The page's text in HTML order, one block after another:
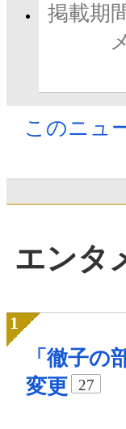
掲載期
このニュ
エンタ
「徹子の
変更
27